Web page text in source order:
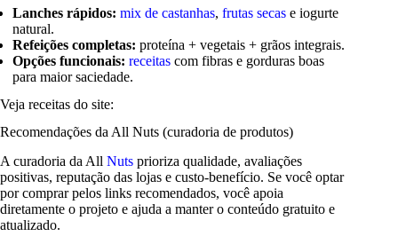
Lanches rápidos: mix de castanhas,frutas secas e iogurte
natural.
Refeições completas: proteína + vegetais + grãos integrais.
Opções funcionais: receitas com fibras e gorduras boas
para maior saciedade.
Veja receitas do site:
Recomendações da All Nuts (curadoria de produtos)
A curadoria da All Nuts prioriza qualidade, avaliações
positivas, reputação das lojas e custo-benefício. Se você optar
por comprar pelos links recomendados, você apoia
diretamente o projeto e ajuda a manter o conteúdo gratuito e
atualizado.